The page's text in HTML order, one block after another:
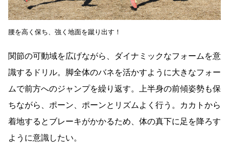
腰を高く保ち、強く地面を蹴り出す！
関節の可動域を広げながら、ダイナミックなフォームを意
識するドリル。脚全体のバネを活かすように大きなフォー
ムで前方へのジャンプを繰り返す。上半身の前傾姿勢も保
ちながら、ポーン、ポーンとリズムよく行う。カカトから
着地するとブレーキがかかるため、体の真下に足を降ろす
ように意識したい。